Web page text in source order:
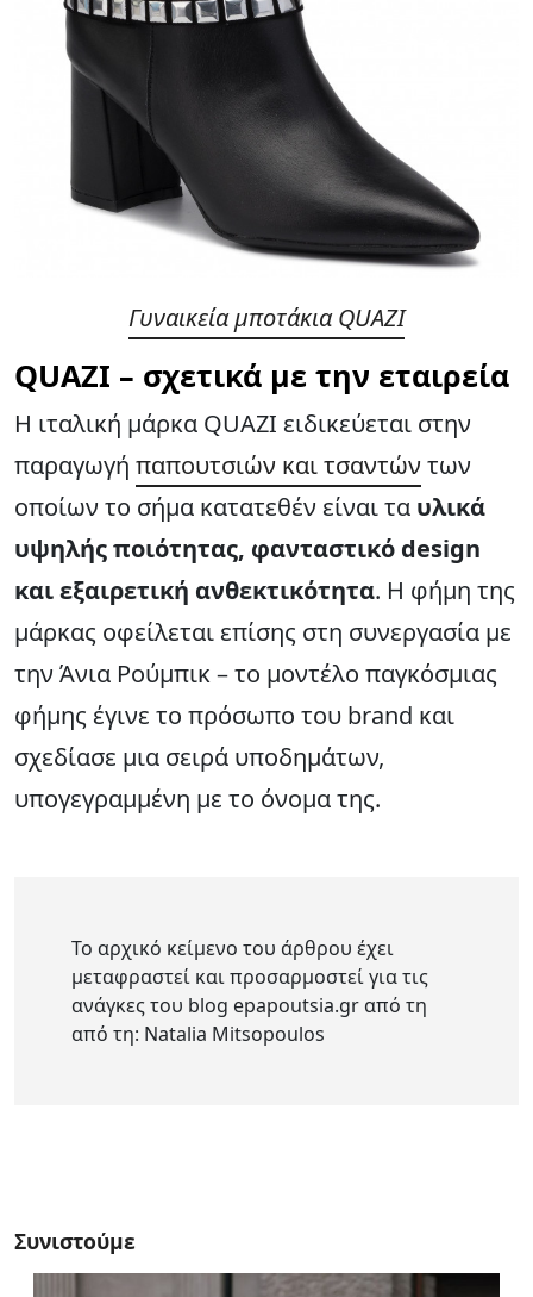
Γυναικεία μποτάκια QUAZI
QUAZI – σχετικά με την εταιρεία
Η ιταλική μάρκα QUAZI ειδικεύεται στην
παραγωγή παπουτσιών και τσαντών των
οποίων το σήμα κατατεθέν είναι τα υλικά
υψηλής ποιότητας, φανταστικό design
και εξαιρετική ανθεκτικότητα. Η φήμη της
μάρκας οφείλεται επίσης στη συνεργασία με
την Άνια Ρούμπικ – το μοντέλο παγκόσμιας
φήμης έγινε το πρόσωπο του brand και
σχεδίασε μια σειρά υποδημάτων,
υπογεγραμμένη με το όνομα της.
Το αρχικό κείμενο του άρθρου έχει
μεταφραστεί και προσαρμοστεί για τις
ανάγκες του blog epapoutsia.gr από τη
από τη: Natalia Mitsopoulos
Συνιστούμε